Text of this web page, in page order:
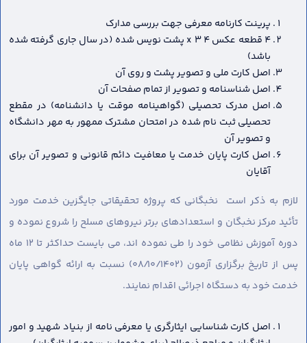
پرینت کارنامه معرفی جهت بررسی مدارک
4 قطعه عکس 4 x 3 پشت نویس شده (در سال جاری گرفته شده
باشد)
اصل کارت ملی و تصویر پشت و روی آن
اصل شناسنامه و تصویر از تمام صفحات آن
اصل مدرک تحصیلی (گواهینامه موقت یا دانشنامه) در مقطع
تحصیلی ثبت نام شده در امتحان مشترک ممهور به مهر دانشگاه
و تصویر آن
اصل کارت پایان خدمت یا معافیت دائم قانونی و تصویر آن برای
آقایان
لازم به ذکر است نخبگانی که پروژه تحقیقاتی جایگزین خدمت مورد
تأئید مرکز نخبگان و استعدادهای برتر نیروهای مسلح را شروع نموده و
دوره آموزش نظامی خود را طی نموده اند، می بایست حداکثر تا ۱۲ ماه
پس از تاریخ برگزاری آزمون (۰۸/۱۰/۱۴۰۲) نسبت به ارائه گواهی پایان
خدمت خود به دستگاه اجرائی اقدام نمایند.
اصل کارت شناسایی ایثارگری یا معرفی نامه از بنیاد شهید و امور